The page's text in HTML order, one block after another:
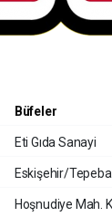
Büfeler
Eti Gıda Sanayi
Eskişehir/
Hoşnudiye Mah.